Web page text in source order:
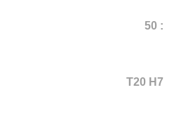
: 50
T20 H7